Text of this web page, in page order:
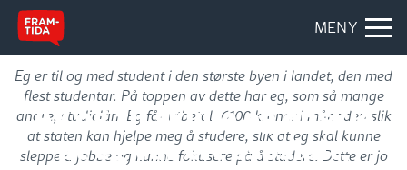
MENY
Av og til skulle eg ønskje
at eg var eit asosialt,
Eg er til og med student i den største byen i landet, den med
flest studentar. På toppen av dette har eg, som så mange
andre, studielån. Eg får utbetalt 6100 kroner i månaden slik
at staten kan hjelpe meg å studere, slik at eg skal kunne
sleppe å jobbe og kunne fokusere på å studere. Dette er jo